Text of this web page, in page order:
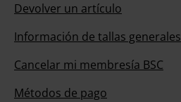
Devolver un artículo
Información de tallas generales
Cancelar mi membresía BSC
Métodos de pago